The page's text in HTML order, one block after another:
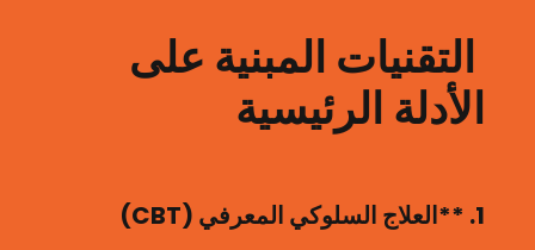
التقنيات المبنية على
الأدلة الرئيسية
1. **العلاج السلوكي المعرفي (CBT)